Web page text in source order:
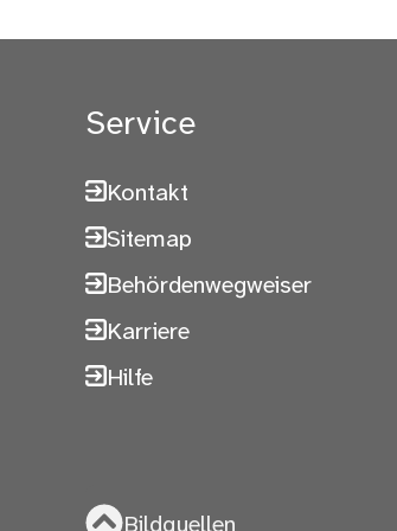
Service
Kontakt
Sitemap
Behördenwegweiser
Karriere
Hilfe
Bildquellen